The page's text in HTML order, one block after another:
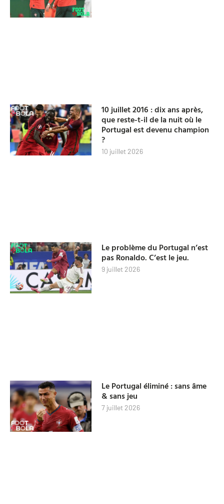
10 juillet 2016 : dix ans après,
que reste-t-il de la nuit où le
Portugal est devenu champion
?
10 juillet 2026
Le problème du Portugal n’est
pas Ronaldo. C’est le jeu.
9 juillet 2026
Le Portugal éliminé : sans âme
& sans jeu
7 juillet 2026